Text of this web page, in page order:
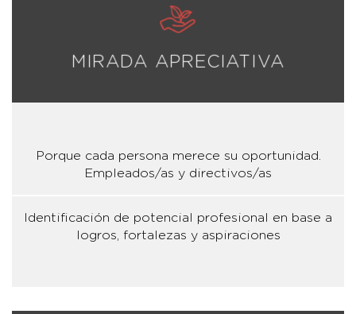
MIRADA APRECIATIVA
Porque cada persona merece su oportunidad.
Empleados/as y directivos/as
Identificación de potencial profesional en base a
logros, fortalezas y aspiraciones